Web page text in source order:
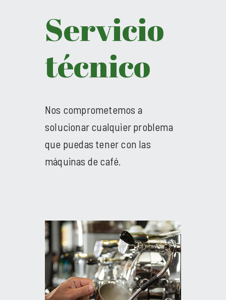
Servicio
técnico
Nos comprometemos a
solucionar cualquier problema
que puedas tener con las
máquinas de café.